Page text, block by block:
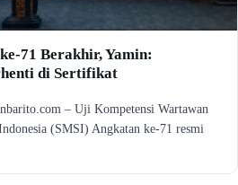
71 Berakhir, Yamin:
di Sertifikat
– Uji Kompetensi Wartawan
(SMSI) Angkatan ke-71 resmi